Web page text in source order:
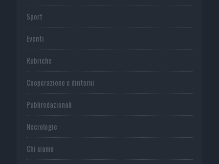
Sport
Eventi
Rubriche
Cooperazione e dintorni
Publiredazionali
Necrologie
Chi siamo